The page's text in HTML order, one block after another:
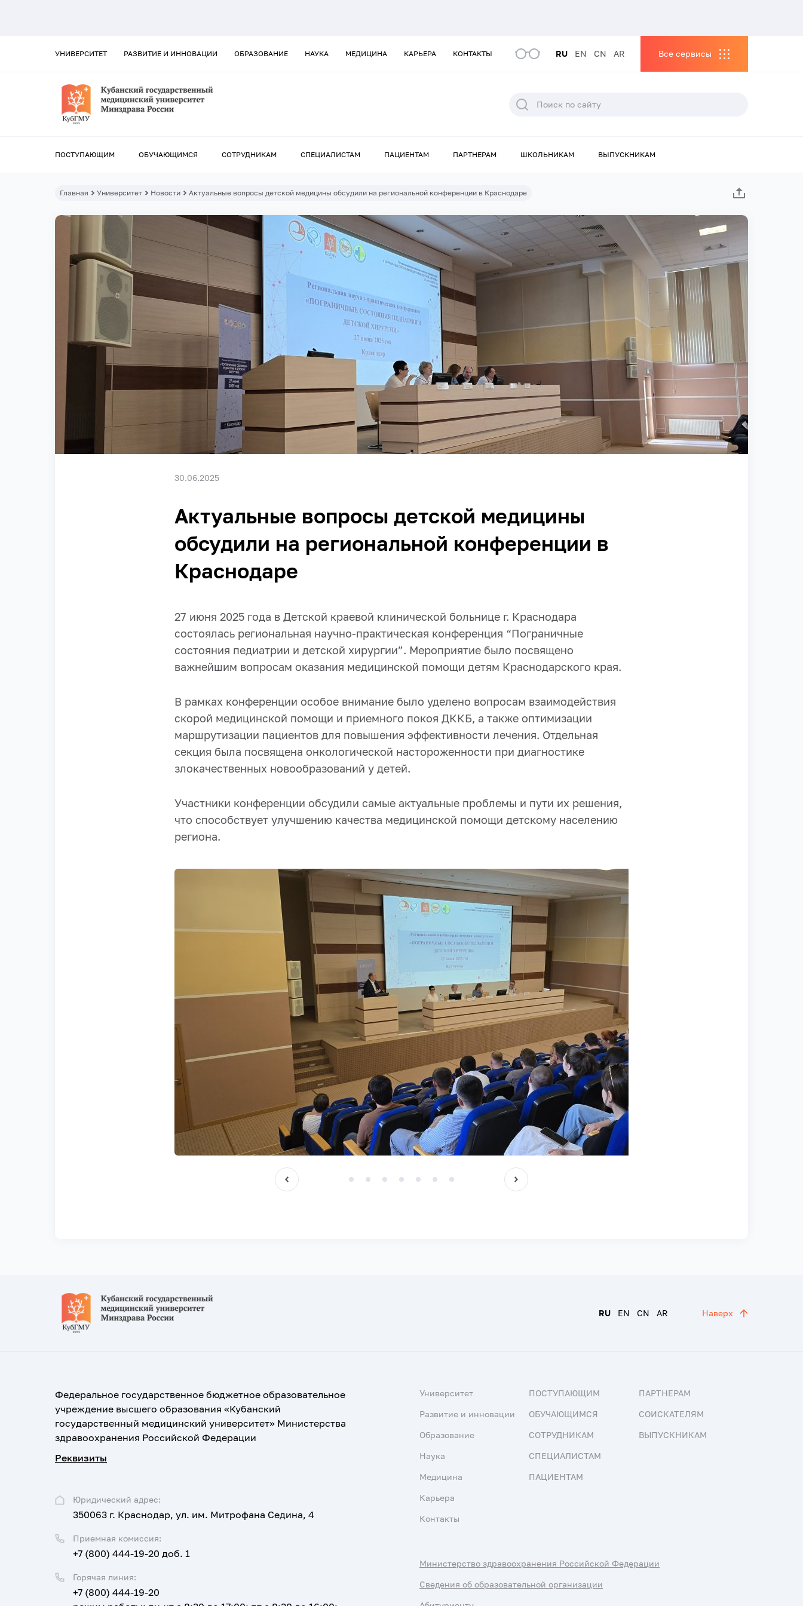
УНИВЕРСИТЕТ РАЗВИТИЕ И ИННОВАЦИИ ОБРАЗОВАНИЕ НАУКА МЕДИЦИНА КАРЬЕРА КОНТАКТЫ RU EN CN AR Все сервисы
ПОСТУПАЮЩИМ ОБУЧАЮЩИМСЯ СОТРУДНИКАМ СПЕЦИАЛИСТАМ ПАЦИЕНТАМ ПАРТНЕРАМ ШКОЛЬНИКАМ ВЫПУСКНИКАМ
Главная Университет Новости Актуальные вопросы детской медицины обсудили на региональной конференции в Краснодаре
30.06.2025
Актуальные вопросы детской медицины
обсудили на региональной конференции в
Краснодаре
27 июня 2025 года в Детской краевой клинической больнице г. Краснодара
состоялась региональная научно-практическая конференция “Пограничные
состояния педиатрии и детской хирургии”. Мероприятие было посвящено
важнейшим вопросам оказания медицинской помощи детям Краснодарского края.
В рамках конференции особое внимание было уделено вопросам взаимодействия
скорой медицинской помощи и приемного покоя ДККБ, а также оптимизации
маршрутизации пациентов для повышения эффективности лечения. Отдельная
секция была посвящена онкологической настороженности при диагностике
злокачественных новообразований у детей.
Участники конференции обсудили самые актуальные проблемы и пути их решения,
что способствует улучшению качества медицинской помощи детскому населению
региона.
RU EN CN AR Наверх
Федеральное государственное бюджетное образовательное
учреждение высшего образования «Кубанский
государственный медицинский университет» Министерства
здравоохранения Российской Федерации
Реквизиты
Юридический адрес:
350063 г. Краснодар, ул. им. Митрофана Седина, 4
Приемная комиссия:
+7 (800) 444-19-20 доб. 1
Горячая линия:
+7 (800) 444-19-20
Университет
Развитие и инновации
Образование
Наука
Медицина
Карьера
Контакты
ПОСТУПАЮЩИМ
ОБУЧАЮЩИМСЯ
СОТРУДНИКАМ
СПЕЦИАЛИСТАМ
ПАЦИЕНТАМ
ПАРТНЕРАМ
СОИСКАТЕЛЯМ
ВЫПУСКНИКАМ
Министерство здравоохранения Российской Федерации
Сведения об образовательной организации